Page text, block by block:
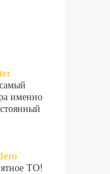
именно
ТО!